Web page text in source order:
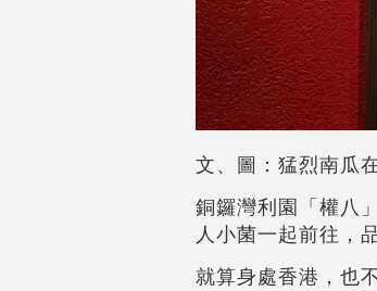
文、圖：猛烈南瓜
銅鑼灣利園「權八
人小菌一起前往，
就算身處香港，也